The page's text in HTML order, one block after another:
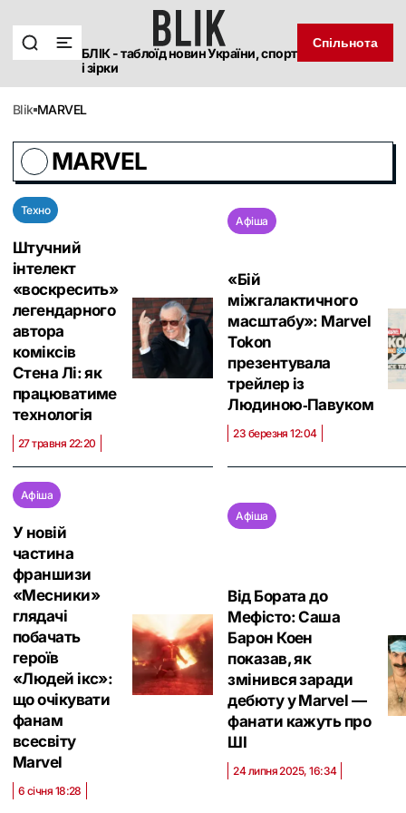
БЛІК - таблоїд новин України, спорт
і зірки
Спільнота
blik MARVEL
MARVEL
Техно
Штучний
інтелект
«воскресить»
легендарного
автора
коміксів
Стена Лі: як
працюватиме
технологія
27 травня 22:20
Афіша
«Бій
міжгалактичного
масштабу»: Marvel
Tokon
презентувала
трейлер із
Людиною‑Павуком
23 березня 12:04
Афіша
У новій
частина
франшизи
«Месники»
глядачі
побачать
героїв
«Людей ікс»:
що очікувати
фанам
всесвіту
Marvel
6 січня 18:28
Афіша
Від Бората до
Мефісто: Саша
Барон Коен
показав, як
змінився заради
дебюту у Marvel —
фанати кажуть про
ШІ
24 липня 2025, 16:34